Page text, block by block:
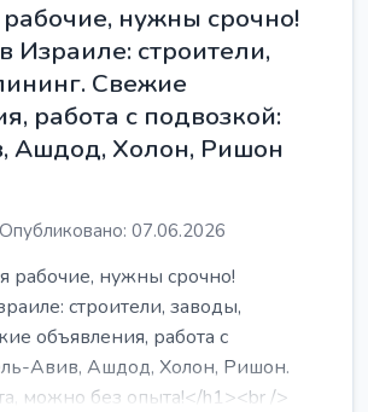
рабочие, нужны срочно!
Израиле: строители,
Свежие
работа с подвозкой:
Ашдод, Холон, Ришон
Опубликовано: 07.06.2026
рабочие, нужны срочно!
строители, заводы,
объявления, работа с
Авив, Ашдод, Холон, Ришон.
можно без опыта!</h1><br />